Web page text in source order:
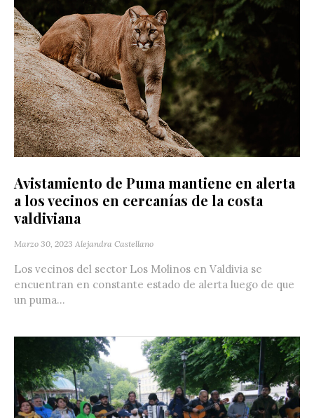
Avistamiento de Puma mantiene en alerta
a los vecinos en cercanías de la costa
valdiviana
Marzo 30, 2023 Alejandra Castellano
Los vecinos del sector Los Molinos en Valdivia se
encuentran en constante estado de alerta luego de que
un puma...